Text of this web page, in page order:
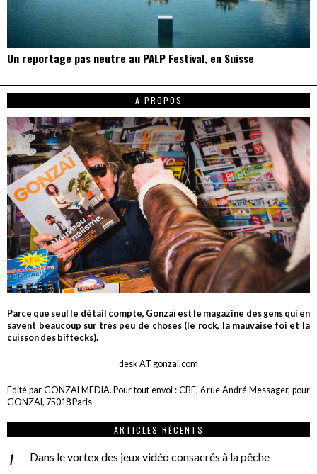
Un reportage pas neutre au PALP Festival, en Suisse
A PROPOS
Parce que seul le détail compte, Gonzaï est le magazine des gens qui en
savent beaucoup sur très peu de choses (le rock, la mauvaise foi et la
cuisson des biftecks).
desk AT gonzai.com
Edité par GONZAÏ MEDIA. Pour tout envoi : CBE, 6 rue André Messager, pour
GONZAÏ, 75018 Paris
ARTICLES RÉCENTS
Dans le vortex des jeux vidéo consacrés à la pêche